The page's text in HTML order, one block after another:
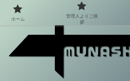
ホーム
管理人よりご挨
拶